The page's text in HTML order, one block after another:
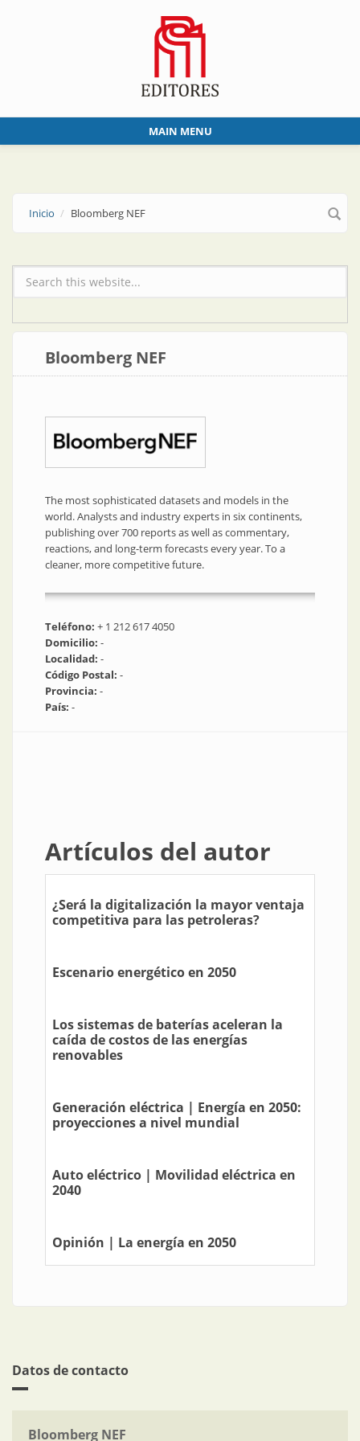
MAIN MENU
Inicio Bloomberg NEF
Formulario de búsqueda
Bloomberg NEF
The most sophisticated datasets and models in the
world. Analysts and industry experts in six continents,
publishing over 700 reports as well as commentary,
reactions, and long-term forecasts every year. To a
cleaner, more competitive future.
Teléfono: + 1 212 617 4050
Domicilio: -
Localidad: -
Código Postal: -
Provincia: -
País: -
Artículos del autor
¿Será la digitalización la mayor ventaja
competitiva para las petroleras?
Escenario energético en 2050
Los sistemas de baterías aceleran la
caída de costos de las energías
renovables
Generación eléctrica | Energía en 2050:
proyecciones a nivel mundial
Auto eléctrico | Movilidad eléctrica en
2040
Opinión | La energía en 2050
Datos de contacto
Bloomberg NEF